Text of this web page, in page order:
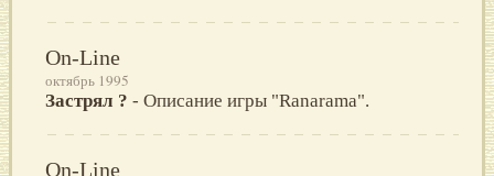
On-Line
октябрь 1995
Застрял ? - Описание игры "Ranarama".
On-Line